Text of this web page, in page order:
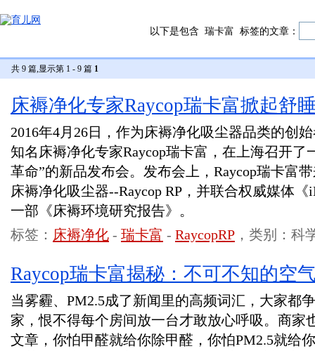
以下是包含 瑞卡富 标签的文章：
共 9 篇,显示第 1 - 9 篇 1
床褥净化专家Raycop瑞卡富掀起舒
2016年4月26日，作为床褥净化吸尘器品类的创
知名床褥净化专家Raycop瑞卡富，在上海召开了
革命”的新品发布会。发布会上，Raycop瑞卡富
床褥净化吸尘器--Raycop RP，并联合权威媒体
一部《床褥环境研究报告》。
标签： 床褥净化 - 瑞卡富 - RaycopRP ，类别：科
Raycop瑞卡富揭秘：不可不知的空
当雾霾、PM2.5成了新闻里的高频词汇，大家都
家，恨不得每个房间放一台才敢放心呼吸。商家
文章，你怕甲醛就给你除甲醛，你怕PM2.5就给